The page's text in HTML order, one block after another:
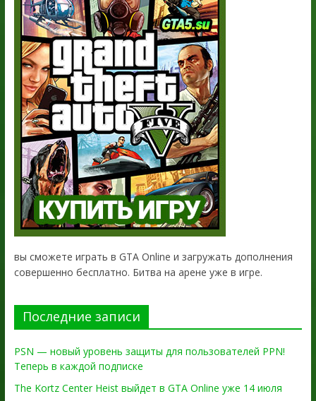
вы сможете играть в GTA Online и загружать дополнения
совершенно бесплатно. Битва на арене уже в игре.
Последние записи
PSN — новый уровень защиты для пользователей PPN!
Теперь в каждой подписке
The Kortz Center Heist выйдет в GTA Online уже 14 июля